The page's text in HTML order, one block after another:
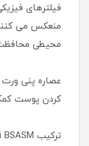
منعکس می
محیطی
عصاره پنی
کردن پوست